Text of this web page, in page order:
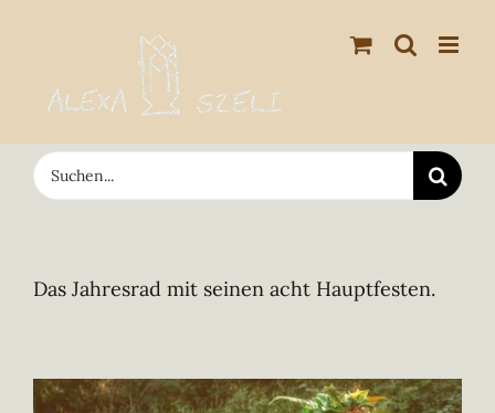
springen
Suche
nach:
Das Jahresrad mit seinen acht Hauptfesten.